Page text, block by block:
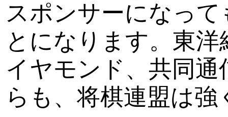
スポンサーになっ
とになります。東
イヤモンド、共同
らも、将棋連盟は